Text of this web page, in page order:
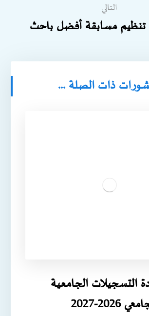
التالي
تنظيم مسابقة أفضل باحث
ذات الصلة ...
التسجيلات الجامعية
2027